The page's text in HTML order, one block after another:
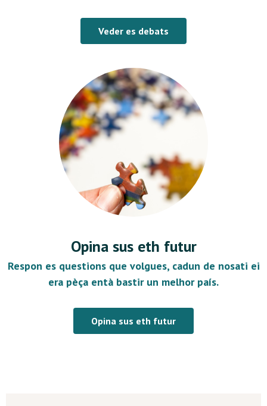
Veder es debats
Opina sus eth futur
Respon es questions que volgues, cadun de nosati ei
era pèça entà bastir un melhor país.
Opina sus eth futur